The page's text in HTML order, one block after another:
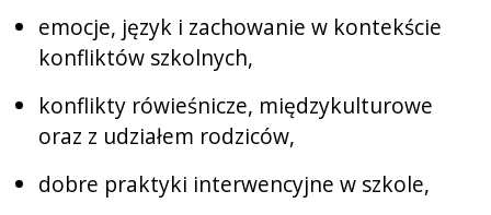
emocje, język i zachowanie w kontekście
konfliktów szkolnych,
konflikty rówieśnicze, międzykulturowe
oraz z udziałem rodziców,
dobre praktyki interwencyjne w szkole,